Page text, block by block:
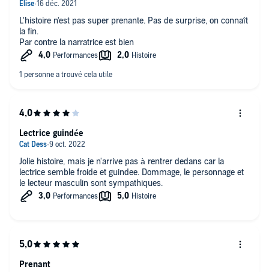
L'histoire n'est pas super prenante. Pas de surprise, on connaît
la fin.
Par contre la narratrice est bien
Jolie histoire, mais je n'arrive pas à rentrer dedans car la
lectrice semble froide et guindee. Dommage, le personnage et
le lecteur masculin sont sympathiques.
Lectrice guindée
Prenant